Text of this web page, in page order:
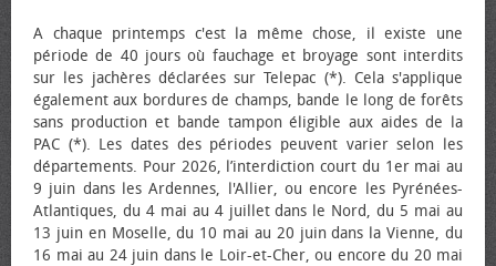
A chaque printemps c'est la même chose, il existe une
période de 40 jours où fauchage et broyage sont interdits
sur les jachères déclarées sur Telepac (*). Cela s'applique
également aux bordures de champs, bande le long de forêts
sans production et bande tampon éligible aux aides de la
PAC (*). Les dates des périodes peuvent varier selon les
départements. Pour 2026, l’interdiction court du 1er mai au
9 juin dans les Ardennes, l'Allier, ou encore les Pyrénées-
Atlantiques, du 4 mai au 4 juillet dans le Nord, du 5 mai au
13 juin en Moselle, du 10 mai au 20 juin dans la Vienne, du
16 mai au 24 juin dans le Loir-et-Cher, ou encore du 20 mai